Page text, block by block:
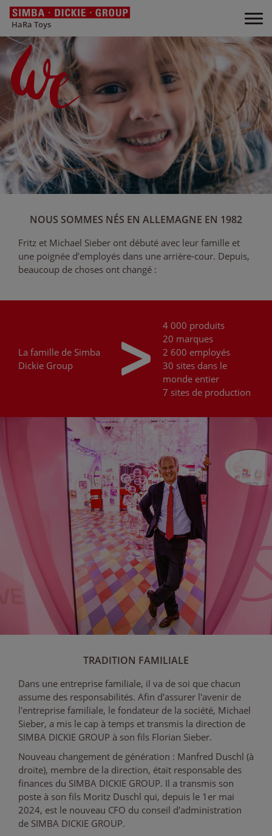
HaRa Toys
NOUS SOMMES NÉS EN ALLEMAGNE EN 1982
Fritz et Michael Sieber ont débuté avec leur famille et
une poignée d’employés dans une arrière-cour. Depuis,
beaucoup de choses ont changé :
La famille de Simba
Dickie Group
4 000 produits
20 marques
2 600 employés
30 sites dans le
monde entier
7 sites de production
TRADITION FAMILIALE
Dans une entreprise familiale, il va de soi que chacun
assume des responsabilités. Afin d'assurer l'avenir de
l'entreprise familiale, le fondateur de la société, Michael
Sieber, a mis le cap à temps et transmis la direction de
SIMBA DICKIE GROUP à son fils Florian Sieber.
Nouveau changement de génération : Manfred Duschl (à
droite), membre de la direction, était responsable des
finances du SIMBA DICKIE GROUP. Il a transmis son
poste à son fils Moritz Duschl qui, depuis le 1er mai
2024, est le nouveau CFO du conseil d'administration
de SIMBA DICKIE GROUP.